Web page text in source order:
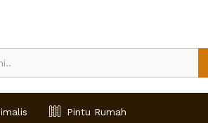
Pintu Rumah